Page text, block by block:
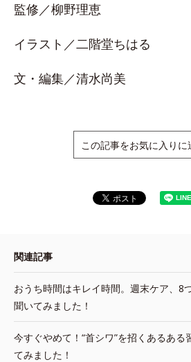
監修／柳野理恵
イラスト／二階堂ちはる
文・編集／清水尚美
この記事をお気に入りに
関連記事
おうち時間はキレイ時間。週末ケア、8
聞いてみました！
今すぐやめて！“首シワ”を招くあるあ
てみました！